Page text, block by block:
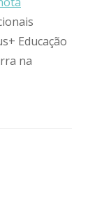
Educação
na